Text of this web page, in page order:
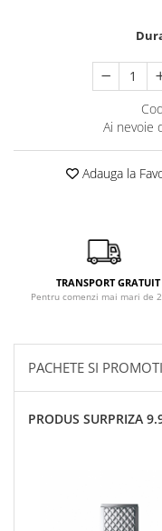
Ai nevoie
Adauga la
TRANSPORT GRATUIT
Pentru comenzi mai mari de
PACHETE SI
PRODUS SURPRIZA